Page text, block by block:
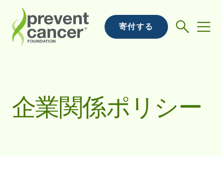
寄付する
企業関係ポリシー